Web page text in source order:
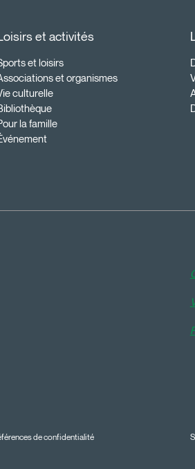
et activités
et loisirs
et organismes
culturelle
la famille
de confidentialité